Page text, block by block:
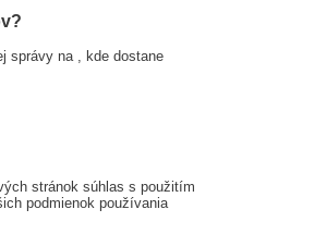
správy na , kde dostane
stránok súhlas s použitím
podmienok používania